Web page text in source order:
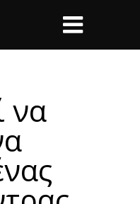
να